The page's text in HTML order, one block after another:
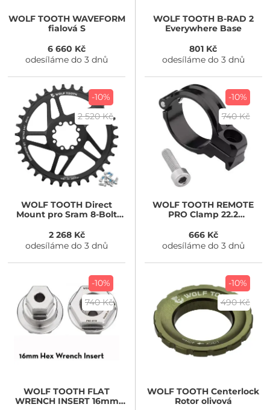
WOLF TOOTHWAVEFORM
fialová S
6 660 Kč
odesíláme do 3 dnů
WOLF TOOTHB-RAD 2
Everywhere Base
801 Kč
odesíláme do 3 dnů
-10%
2 520 Kč
WOLF TOOTH Direct
Mount pro Sram 8-Bolt
2 268 Kč
odesíláme do 3 dnů
-10%
740 Kč
WOLF TOOTH REMOTE
PRO Clamp 22.2
666 Kč
odesíláme do 3 dnů
-10%
740 Kč
WOLF TOOTH FLAT
WRENCH INSERT 16mm
-10%
490 Kč
WOLF TOOTH Centerlock
Rotor olivová